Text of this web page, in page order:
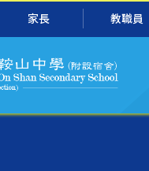
家長 教職員